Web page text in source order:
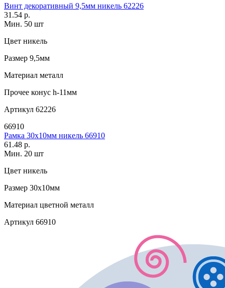
Винт декоративный 9,5мм никель 62226
31.54 р.
Мин. 50 шт
Цвет никель
Размер 9,5мм
Материал металл
Прочее конус h-11мм
Артикул 62226
66910
Рамка 30х10мм никель 66910
61.48 р.
Мин. 20 шт
Цвет никель
Размер 30х10мм
Материал цветной металл
Артикул 66910